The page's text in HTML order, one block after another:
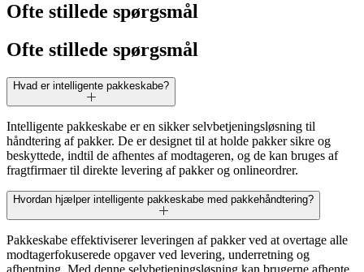
Ofte stillede spørgsmål
Ofte stillede spørgsmål
Hvad er intelligente pakkeskabe?
Intelligente pakkeskabe er en sikker selvbetjeningsløsning til
håndtering af pakker. De er designet til at holde pakker sikre og
beskyttede, indtil de afhentes af modtageren, og de kan bruges af
fragtfirmaer til direkte levering af pakker og onlineordrer.
Hvordan hjælper intelligente pakkeskabe med pakkehåndtering?
Pakkeskabe effektiviserer leveringen af pakker ved at overtage alle
modtagerfokuserede opgaver ved levering, underretning og